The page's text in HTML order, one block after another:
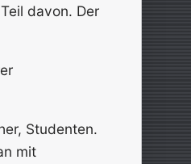
davon. Der
Studenten.
mit